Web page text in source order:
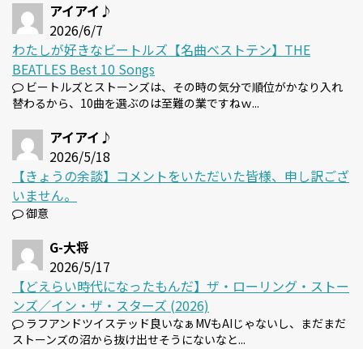
アイアイ♪
2026/6/7
わたしが好きなビートルズ【名曲ベストテン】THE
BEATLES Best 10 Songs
ビートルズとストーンズは、その時の気分で順位がかなり入れ
替わるから、10曲を選ぶのは至難の業ですねｗ...
アイアイ♪
2026/5/18
【きょうの余談】コメントをいただいた皆様、申し訳ござ
いません。
御意
G-大将
2026/5/17
【どえらい時代になったもんだ】ザ・ローリング・ストー
ンズ／イン・ザ・スターズ (2026)
ラフアンドツイステッド良いなぁMVもAIじゃないし、まだまだ
ストーンズの沼から抜け出せそうにないなと...